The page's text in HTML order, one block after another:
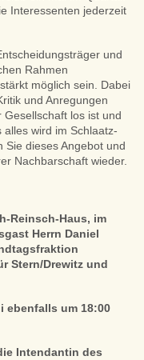
Interessenten jederzeit
und
Rahmen
möglich sein. Dabei
und Anregungen
los ist und
wird im Schlaatz-
Sie dieses Angebot und
Nachbarschaft wieder.
Reinsch-Haus, im
Herrn Daniel
Stern/Drewitz und
ebenfalls um 18:00
Intendantin des